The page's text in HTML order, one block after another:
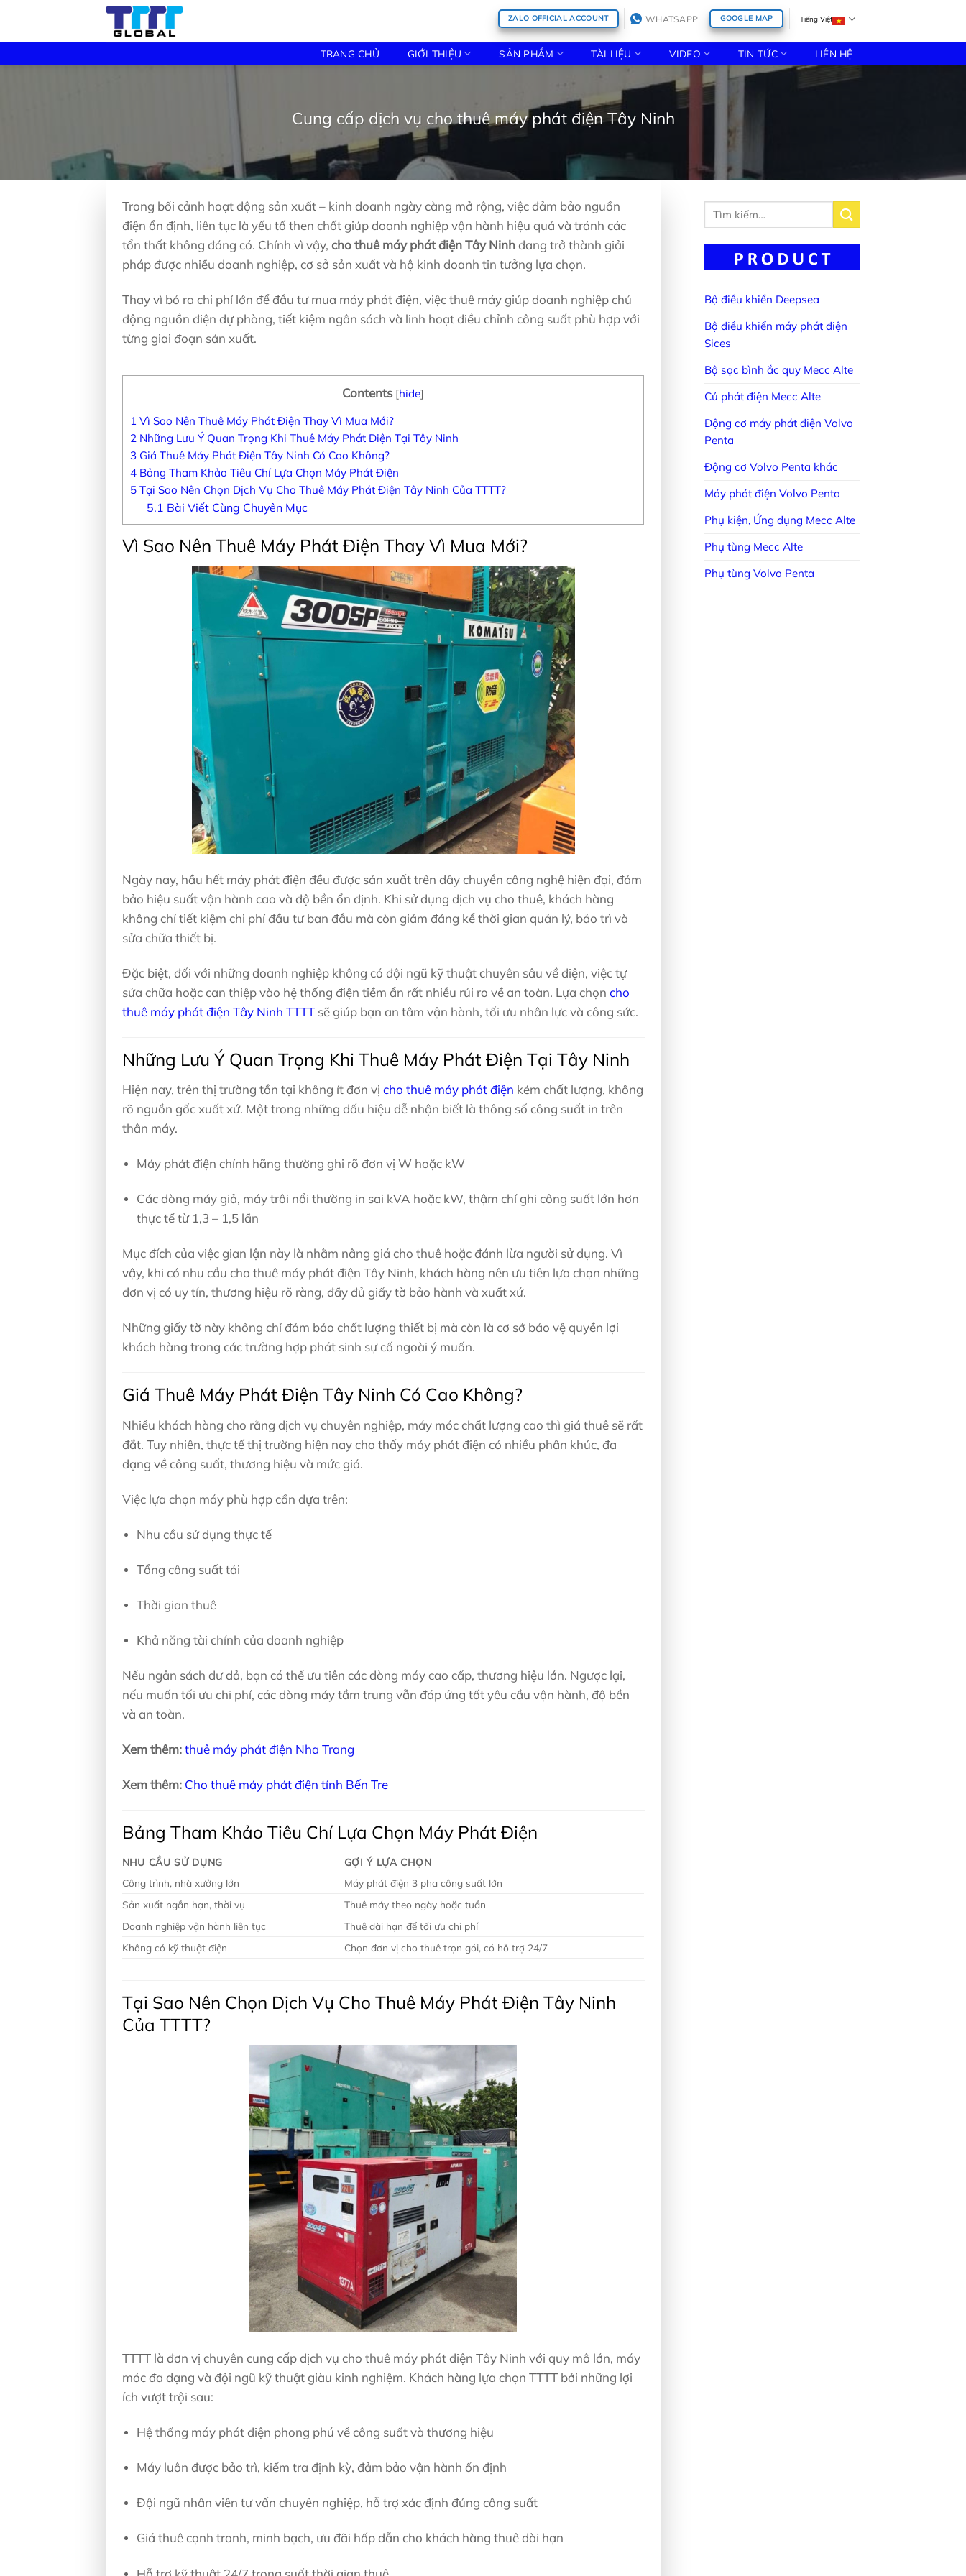
content
ZALO OFFICIAL ACCOUNT WHATSAPP GOOGLE MAP Tiếng Việt
TRANG CHỦ GIỚI THIỆU SẢN PHẨM TÀI LIỆU VIDEO TIN TỨC LIÊN HỆ
Cung cấp dịch vụ cho thuê máy phát điện Tây Ninh
Trong bối cảnh hoạt động sản xuất – kinh doanh ngày càng mở rộng, việc đảm bảo nguồn
điện ổn định, liên tục là yếu tố then chốt giúp doanh nghiệp vận hành hiệu quả và tránh các
tổn thất không đáng có. Chính vì vậy, cho thuê máy phát điện Tây Ninhđang trở thành giải
pháp được nhiều doanh nghiệp, cơ sở sản xuất và hộ kinh doanh tin tưởng lựa chọn.
Thay vì bỏ ra chi phí lớn để đầu tư mua máy phát điện, việc thuê máy giúp doanh nghiệp chủ
động nguồn điện dự phòng, tiết kiệm ngân sách và linh hoạt điều chỉnh công suất phù hợp với
từng giai đoạn sản xuất.
Contents [hide]
1 Vì Sao Nên Thuê Máy Phát Điện Thay Vì Mua Mới?
2Những Lưu Ý Quan Trọng Khi Thuê Máy Phát Điện Tại Tây Ninh
3 Giá Thuê Máy Phát Điện Tây Ninh Có Cao Không?
4Bảng Tham Khảo Tiêu Chí Lựa Chọn Máy Phát Điện
5Tại Sao Nên Chọn Dịch Vụ Cho Thuê Máy Phát Điện Tây Ninh Của TTTT?
5.1 Bài Viết Cùng Chuyên Mục
Vì Sao Nên Thuê Máy Phát Điện Thay Vì Mua Mới?
Ngày nay, hầu hết máy phát điện đều được sản xuất trên dây chuyền công nghệ hiện đại, đảm
bảo hiệu suất vận hành cao và độ bền ổn định. Khi sử dụng dịch vụ cho thuê, khách hàng
không chỉ tiết kiệm chi phí đầu tư ban đầu mà còn giảm đáng kể thời gian quản lý, bảo trì và
sửa chữa thiết bị.
Đặc biệt, đối với những doanh nghiệp không có đội ngũ kỹ thuật chuyên sâu về điện, việc tự
sửa chữa hoặc can thiệp vào hệ thống điện tiềm ẩn rất nhiều rủi ro về an toàn. Lựa chọn cho
thuê máy phát điện Tây Ninh TTTTsẽ giúp bạn an tâm vận hành, tối ưu nhân lực và công sức.
Những Lưu Ý Quan Trọng Khi Thuê Máy Phát Điện Tại Tây Ninh
Hiện nay, trên thị trường tồn tại không ít đơn vị cho thuê máy phát điện kém chất lượng, không
rõ nguồn gốc xuất xứ. Một trong những dấu hiệu dễ nhận biết là thông số công suất in trên
thân máy.
Máy phát điện chính hãng thường ghi rõ đơn vị W hoặc kW
Các dòng máy giả, máy trôi nổi thường in sai kVA hoặc kW, thậm chí ghi công suất lớn hơn
thực tế từ 1,3 – 1,5 lần
Mục đích của việc gian lận này là nhằm nâng giá cho thuê hoặc đánh lừa người sử dụng. Vì
vậy, khi có nhu cầu cho thuê máy phát điện Tây Ninh, khách hàng nên ưu tiên lựa chọn những
đơn vị có uy tín, thương hiệu rõ ràng, đầy đủ giấy tờ bảo hành và xuất xứ.
Những giấy tờ này không chỉ đảm bảo chất lượng thiết bị mà còn là cơ sở bảo vệ quyền lợi
khách hàng trong các trường hợp phát sinh sự cố ngoài ý muốn.
Giá Thuê Máy Phát Điện Tây Ninh Có Cao Không?
Nhiều khách hàng cho rằng dịch vụ chuyên nghiệp, máy móc chất lượng cao thì giá thuê sẽ rất
đắt. Tuy nhiên, thực tế thị trường hiện nay cho thấy máy phát điện có nhiều phân khúc, đa
dạng về công suất, thương hiệu và mức giá.
Việc lựa chọn máy phù hợp cần dựa trên:
Nhu cầu sử dụng thực tế
Tổng công suất tải
Thời gian thuê
Khả năng tài chính của doanh nghiệp
Nếu ngân sách dư dả, bạn có thể ưu tiên các dòng máy cao cấp, thương hiệu lớn. Ngược lại,
nếu muốn tối ưu chi phí, các dòng máy tầm trung vẫn đáp ứng tốt yêu cầu vận hành, độ bền
và an toàn.
Xem thêm: thuê máy phát điện Nha Trang
Xem thêm: Cho thuê máy phát điện tỉnh Bến Tre
Bảng Tham Khảo Tiêu Chí Lựa Chọn Máy Phát Điện
NHU CẦU SỬ DỤNG
GỢI Ý LỰA CHỌN
Công trình, nhà xưởng lớn
Máy phát điện 3 pha công suất lớn
Sản xuất ngắn hạn, thời vụ
Thuê máy theo ngày hoặc tuần
Doanh nghiệp vận hành liên tục
Thuê dài hạn để tối ưu chi phí
Không có kỹ thuật điện
Chọn đơn vị cho thuê trọn gói, có hỗ trợ 24/7
Tại Sao Nên Chọn Dịch Vụ Cho Thuê Máy Phát Điện Tây Ninh
Của TTTT?
TTTT là đơn vị chuyên cung cấp dịch vụ cho thuê máy phát điện Tây Ninh với quy mô lớn, máy
móc đa dạng và đội ngũ kỹ thuật giàu kinh nghiệm. Khách hàng lựa chọn TTTT bởi những lợi
ích vượt trội sau:
Hệ thống máy phát điện phong phú về công suất và thương hiệu
Máy luôn được bảo trì, kiểm tra định kỳ, đảm bảo vận hành ổn định
Đội ngũ nhân viên tư vấn chuyên nghiệp, hỗ trợ xác định đúng công suất
Giá thuê cạnh tranh, minh bạch, ưu đãi hấp dẫn cho khách hàng thuê dài hạn
Tìm
Bộ điều khiển Deepsea
Bộ điều khiển máy phát điện
Sices
Bộ sạc bình ắc quy Mecc Alte
Củ phát điện Mecc Alte
Động cơ máy phát điện Volvo
Penta
Động cơ Volvo Penta khác
Máy phát điện Volvo Penta
Phụ kiện, Ứng dụng Mecc Alte
Phụ tùng Mecc Alte
Phụ tùng Volvo Penta